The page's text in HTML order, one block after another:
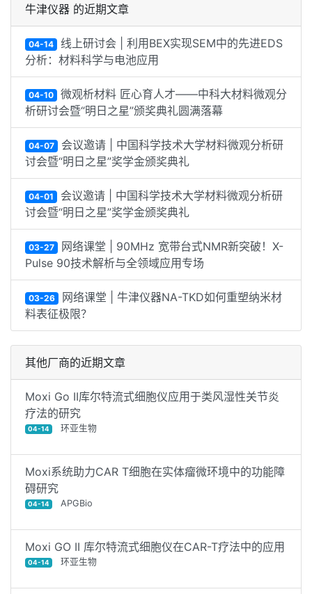
牛津仪器 的近期文章
04-14 线上研讨会 | 利用BEX实现SEM中的先进EDS
分析：材料科学与电池应用
04-10 微观析材料 匠心育人才——中科大材料微观分
析研讨会暨“明日之星”颁奖典礼圆满落幕
04-07 会议邀请 | 中国科学技术大学材料微观分析研
讨会暨“明日之星”奖学金颁奖典礼
04-01 会议邀请 | 中国科学技术大学材料微观分析研
讨会暨“明日之星”奖学金颁奖典礼
03-27 网络课堂 | 90MHz 宽带台式NMR新突破！X-
Pulse 90技术解析与全领域应用专场
03-26 网络课堂 | 牛津仪器NA-TKD如何重塑纳米材
料表征极限？
其他厂商的近期文章
Moxi Go II库尔特流式细胞仪应用于类风湿性关节炎
疗法的研究
04-14 环亚生物
Moxi系统助力CAR T细胞在实体瘤微环境中的功能障
碍研究
04-14 APGBio
Moxi GO II 库尔特流式细胞仪在CAR-T疗法中的应用
04-14 环亚生物